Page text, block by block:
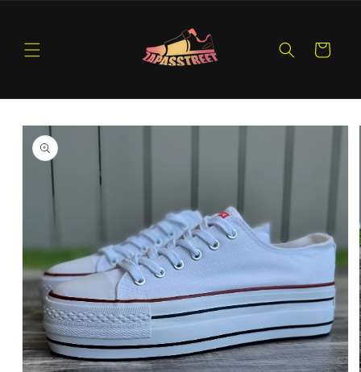
Carrito
directamente
información
del producto